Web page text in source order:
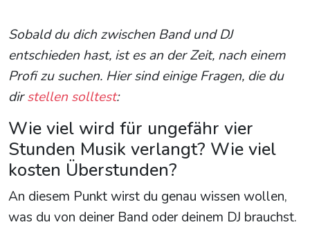
Sobald du dich zwischen Band und DJ
entschieden hast, ist es an der Zeit, nach einem
Profi zu suchen. Hier sind einige Fragen, die du
dirstellen solltest:
Wie viel wird für ungefähr vier
Stunden Musik verlangt? Wie viel
kosten Überstunden?
An diesem Punkt wirst du genau wissen wollen,
was du von deiner Band oder deinem DJ brauchst.